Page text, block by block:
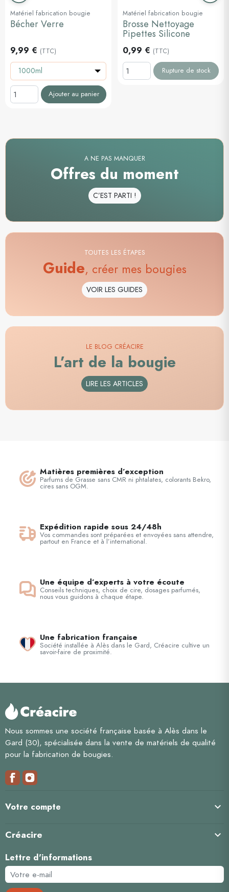
Matériel fabrication bougie
Bécher Verre
9,99 € (TTC)
1000ml
Ajouter au panier
Matériel fabrication bougie
Brosse Nettoyage
Pipettes Silicone
0,99 € (TTC)
Rupture de stock
A NE PAS MANQUER
Offres du moment
C’EST PARTI !
TOUTES LES ÉTAPES
Guide, créer mes bougies
VOIR LES GUIDES
LE BLOG CRÉACIRE
L’art de la bougie
LIRE LES ARTICLES
Matières premières d’exception
Parfums de Grasse sans CMR ni phtalates, colorants Bekro,
cires sans OGM.
Expédition rapide sous 24/48h
Vos commandes sont préparées et envoyées sans attendre,
partout en France et à l’international.
Une équipe d’experts à votre écoute
Conseils techniques, choix de cire, dosages parfumés,
nous vous guidons à chaque étape.
Une fabrication française
Société installée à Alès dans le Gard, Créacire cultive un
savoir-faire de proximité.
Nous sommes une société française basée à Alès dans le
Gard (30), spécialisée dans la vente de matériels de qualité
pour la fabrication de bougies.
Votre compte 
Créacire 
Lettre d'informations